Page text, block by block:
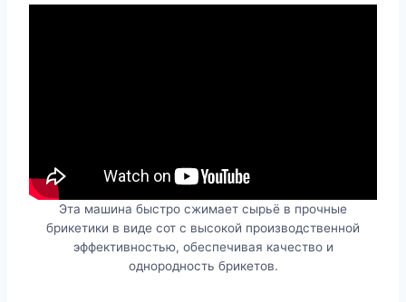
Эта машина быстро сжимает сырьё в прочные
брикетики в виде сот с высокой производственной
эффективностью, обеспечивая качество и
однородность брикетов.